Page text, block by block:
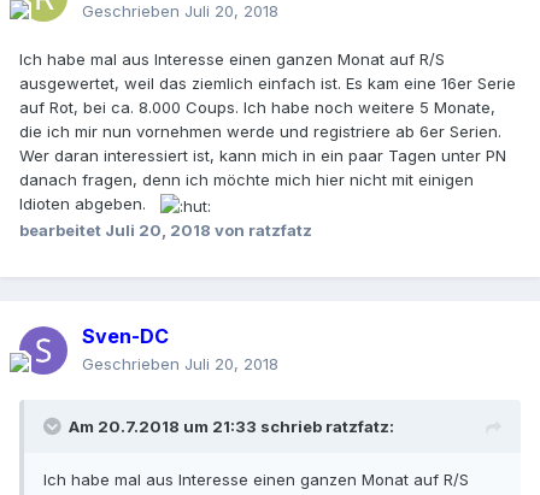
Geschrieben Juli 20, 2018
Ich habe mal aus Interesse einen ganzen Monat auf R/S
ausgewertet, weil das ziemlich einfach ist. Es kam eine 16er Serie
auf Rot, bei ca. 8.000 Coups. Ich habe noch weitere 5 Monate,
die ich mir nun vornehmen werde und registriere ab 6er Serien.
Wer daran interessiert ist, kann mich in ein paar Tagen unter PN
danach fragen, denn ich möchte mich hier nicht mit einigen
Idioten abgeben.
bearbeitet Juli 20, 2018 von ratzfatz
Sven-DC
Geschrieben Juli 20, 2018
Am 20.7.2018 um 21:33 schrieb ratzfatz:
Ich habe mal aus Interesse einen ganzen Monat auf R/S